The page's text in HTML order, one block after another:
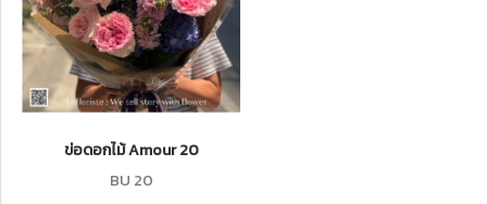
ข่อดอกไม้ Amour 20
BU 20